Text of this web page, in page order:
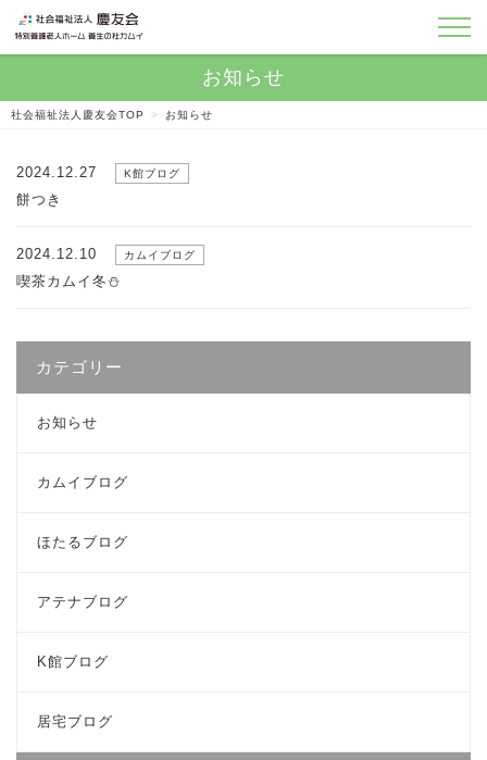
社会福祉法人慶友会TOP > お知らせ
2024.12.27 K館ブログ
餅つき
2024.12.10 カムイブログ
喫茶カムイ冬⛄
カテゴリー
お知らせ
カムイブログ
ほたるブログ
アテナブログ
K館ブログ
居宅ブログ